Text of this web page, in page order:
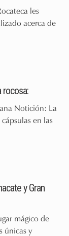
les
acerca de
rocosa:
Notición: La
en las
y Gran
mágico de
únicas y